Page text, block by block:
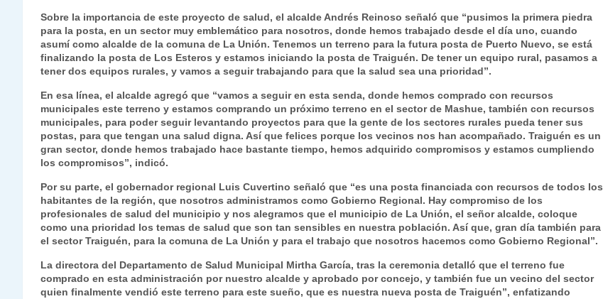
Sobre la importancia de este proyecto de salud, el alcalde Andrés Reinoso señaló que “pusimos la primera piedra
para la posta, en un sector muy emblemático para nosotros, donde hemos trabajado desde el día uno, cuando
asumí como alcalde de la comuna de La Unión. Tenemos un terreno para la futura posta de Puerto Nuevo, se está
finalizando la posta de Los Esteros y estamos iniciando la posta de Traiguén. De tener un equipo rural, pasamos a
tener dos equipos rurales, y vamos a seguir trabajando para que la salud sea una prioridad”.
En esa línea, el alcalde agregó que “vamos a seguir en esta senda, donde hemos comprado con recursos
municipales este terreno y estamos comprando un próximo terreno en el sector de Mashue, también con recursos
municipales, para poder seguir levantando proyectos para que la gente de los sectores rurales pueda tener sus
postas, para que tengan una salud digna. Así que felices porque los vecinos nos han acompañado. Traiguén es un
gran sector, donde hemos trabajado hace bastante tiempo, hemos adquirido compromisos y estamos cumpliendo
los compromisos”, indicó.
Por su parte, el gobernador regional Luis Cuvertino señaló que “es una posta financiada con recursos de todos los
habitantes de la región, que nosotros administramos como Gobierno Regional. Hay compromiso de los
profesionales de salud del municipio y nos alegramos que el municipio de La Unión, el señor alcalde, coloque
como una prioridad los temas de salud que son tan sensibles en nuestra población. Así que, gran día también para
el sector Traiguén, para la comuna de La Unión y para el trabajo que nosotros hacemos como Gobierno Regional”.
La directora del Departamento de Salud Municipal Mirtha García, tras la ceremonia detalló que el terreno fue
comprado en esta administración por nuestro alcalde y aprobado por concejo, y también fue un vecino del sector
quien finalmente vendió este terreno para este sueño, que es nuestra nueva posta de Traiguén”, enfatizando